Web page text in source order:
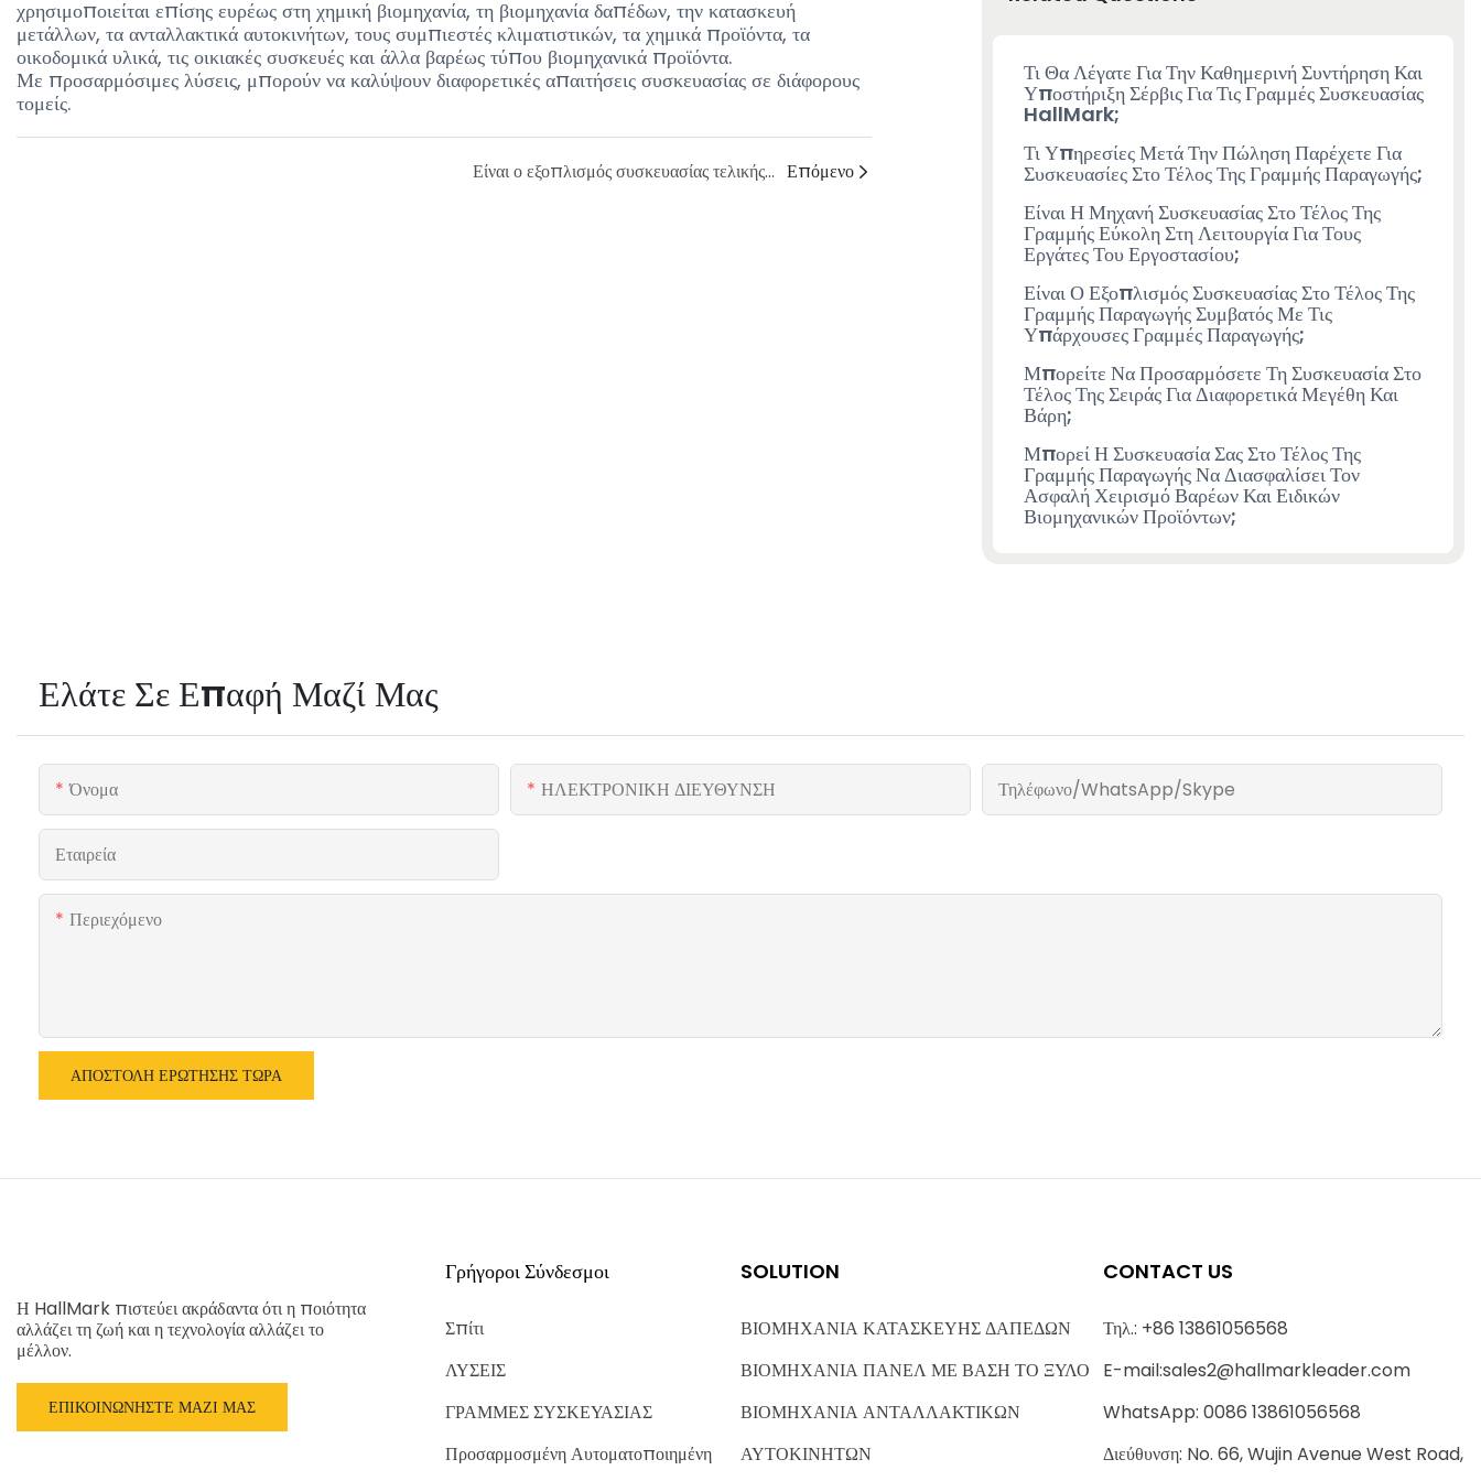
χρησιμοποιείται επίσης ευρέως στη χημική βιομηχανία, τη βιομηχανία δαπέδων, την κατασκευή
μετάλλων, τα ανταλλακτικά αυτοκινήτων, τους συμπιεστές κλιματιστικών, τα χημικά προϊόντα, τα
οικοδομικά υλικά, τις οικιακές συσκευές και άλλα βαρέως τύπου βιομηχανικά προϊόντα.
Με προσαρμόσιμες λύσεις, μπορούν να καλύψουν διαφορετικές απαιτήσεις συσκευασίας σε διάφορους
τομείς.
Είναι ο εξοπλισμός συσκευασίας τελικής γραμμής που διαθέτετε κατάλληλος για παραγωγή σε πολλαπλούς κλάδους; Επόμενο
Τι Θα Λέγατε Για Την Καθημερινή Συντήρηση Και
Υποστήριξη Σέρβις Για Τις Γραμμές Συσκευασίας
HallMark;
Τι Υπηρεσίες Μετά Την Πώληση Παρέχετε Για
Συσκευασίες Στο Τέλος Της Γραμμής Παραγωγής;
Είναι Η Μηχανή Συσκευασίας Στο Τέλος Της
Γραμμής Εύκολη Στη Λειτουργία Για Τους
Εργάτες Του Εργοστασίου;
Είναι Ο Εξοπλισμός Συσκευασίας Στο Τέλος Της
Γραμμής Παραγωγής Συμβατός Με Τις
Υπάρχουσες Γραμμές Παραγωγής;
Μπορείτε Να Προσαρμόσετε Τη Συσκευασία Στο
Τέλος Της Σειράς Για Διαφορετικά Μεγέθη Και
Βάρη;
Μπορεί Η Συσκευασία Σας Στο Τέλος Της
Γραμμής Παραγωγής Να Διασφαλίσει Τον
Ασφαλή Χειρισμό Βαρέων Και Ειδικών
Βιομηχανικών Προϊόντων;
Ελάτε Σε Επαφή Μαζί Μας
Όνομα ΗΛΕΚΤΡΟΝΙΚΗ ΔΙΕΥΘΥΝΣΗ Τηλέφωνο/WhatsApp/Skype
Εταιρεία
Περιεχόμενο
ΑΠΟΣΤΟΛΉ ΕΡΏΤΗΣΗΣ ΤΏΡΑ
Η HallMark πιστεύει ακράδαντα ότι η ποιότητα
αλλάζει τη ζωή και η τεχνολογία αλλάζει το
μέλλον.
ΕΠΙΚΟΙΝΩΝΉΣΤΕ ΜΑΖΊ ΜΑΣ
Γρήγοροι Σύνδεσμοι
Σπίτι
ΛΥΣΕΙΣ
ΓΡΑΜΜΕΣ ΣΥΣΚΕΥΑΣΙΑΣ
Προσαρμοσμένη Αυτοματοποιημένη
SOLUTION
ΒΙΟΜΗΧΑΝΙΑ ΚΑΤΑΣΚΕΥΗΣ ΔΑΠΕΔΩΝ
ΒΙΟΜΗΧΑΝΙΑ ΠΑΝΕΛ ΜΕ ΒΑΣΗ ΤΟ ΞΥΛΟ
ΒΙΟΜΗΧΑΝΙΑ ΑΝΤΑΛΛΑΚΤΙΚΩΝ
ΑΥΤΟΚΙΝΗΤΩΝ
CONTACT US
Τηλ.: +86 13861056568
E-mail:sales2@hallmarkleader.com
WhatsApp: 0086 13861056568
Διεύθυνση: No. 66, Wujin Avenue West Road,